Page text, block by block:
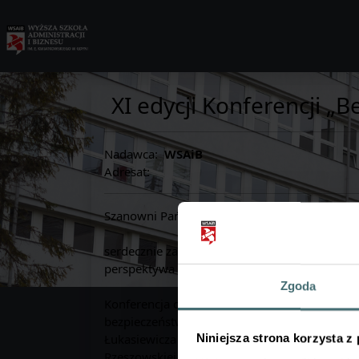
Zgoda
Niniejsza strona korzysta z
XI edycji Konferencji
Nadawca: WSAiB
Adresat:
Szanowni Państwo,
serdecznie zapraszamy pracowników
perspektywa rozwoju”, która odbędzie się w
Konferencja od lat stanowi jedną z
Łukasiewicza we współpracy z Politechniką